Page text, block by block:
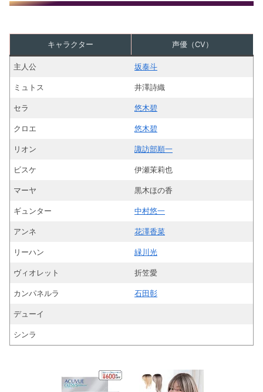
キャラクター 声優（CV）
主人公 坂泰斗
ミュトス 井澤詩織
セラ 悠木碧
クロエ 悠木碧
リオン 諏訪部順一
ビスケ 伊瀬茉莉也
マーヤ 黒木ほの香
ギュンター 中村悠一
アンネ 花澤香菜
リーハン 緑川光
ヴィオレット 折笠愛
カンパネルラ 石田彰
デューイ
シンラ